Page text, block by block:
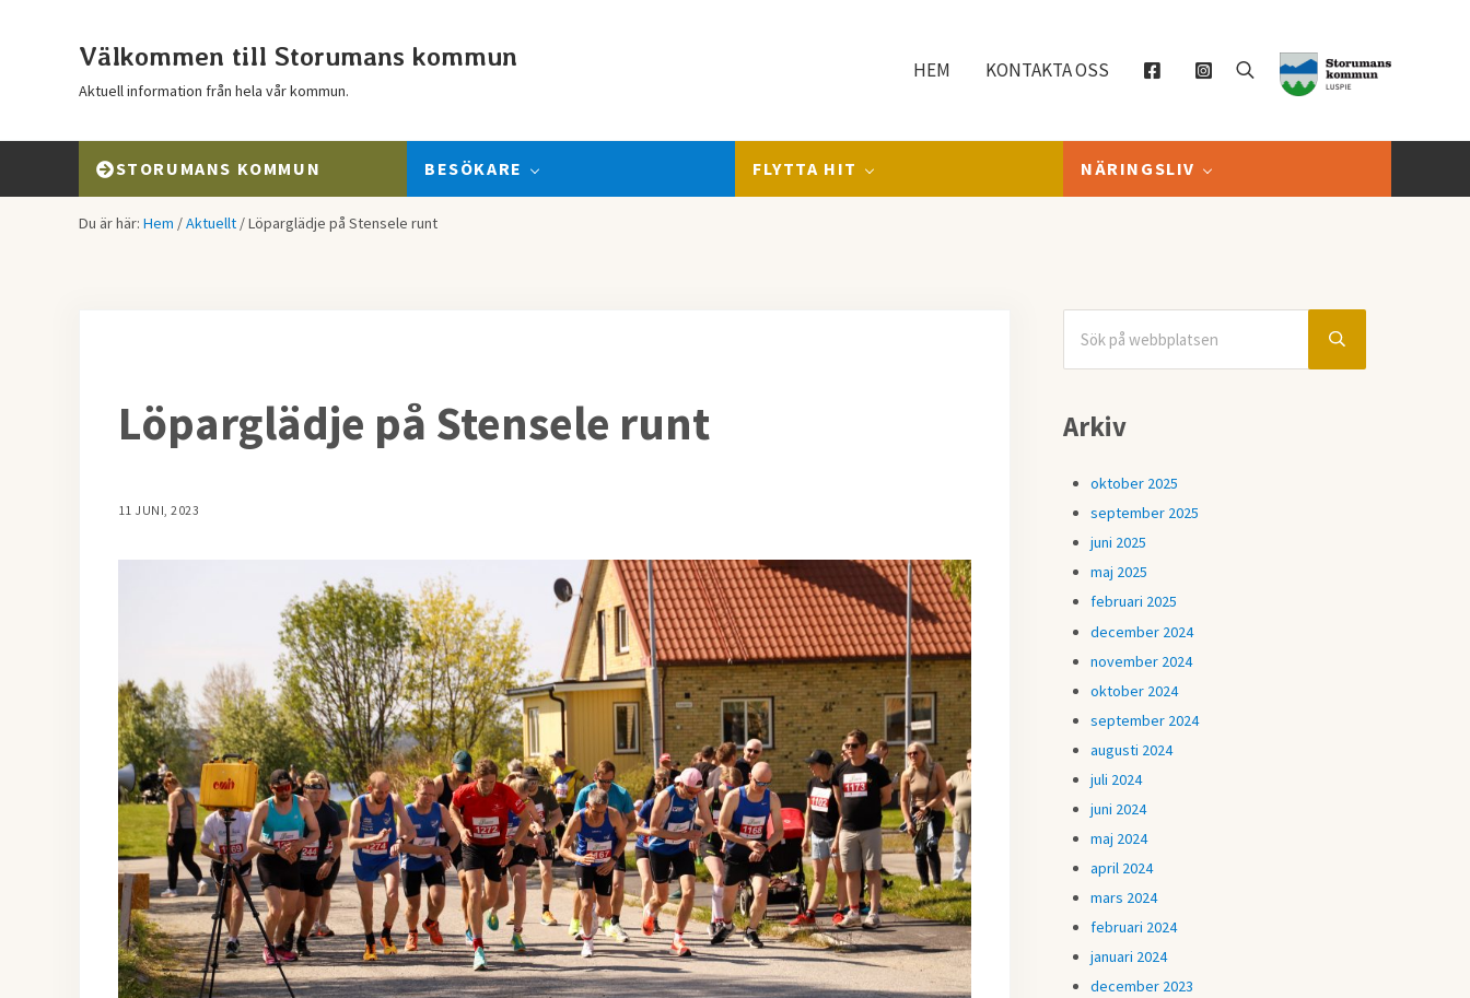
Välkommen till Storumans kommun
Aktuell information från hela vår kommun.
HEM KONTAKTA OSS Sök
STORUMANS KOMMUN BESÖKARE FLYTTA HIT NÄRINGSLIV
Du är här: Hem /Aktuellt /Löparglädje på Stensele runt
Löparglädje på Stensele runt
11 JUNI, 2023
Sidebar
Submit search
Arkiv
oktober 2025
september 2025
juni 2025
maj 2025
februari 2025
december 2024
november 2024
oktober 2024
september 2024
augusti 2024
juli 2024
juni 2024
maj 2024
april 2024
mars 2024
februari 2024
januari 2024
december 2023